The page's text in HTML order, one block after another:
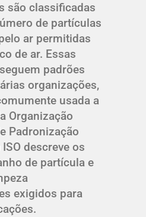
são classificadas
de partículas
ar permitidas
de ar. Essas
padrões
organizações,
usada a
Organização
Padronização
descreve os
de partícula e
exigidos para